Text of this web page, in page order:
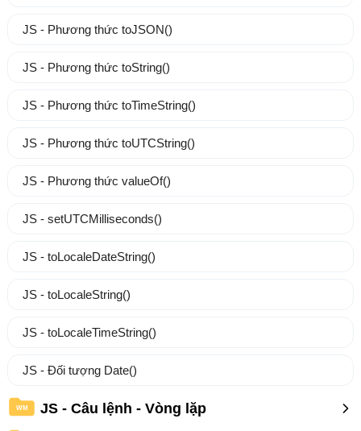
JS - Phương thức toJSON()
JS - Phương thức toString()
JS - Phương thức toTimeString()
JS - Phương thức toUTCString()
JS - Phương thức valueOf()
JS - setUTCMilliseconds()
JS - toLocaleDateString()
JS - toLocaleString()
JS - toLocaleTimeString()
JS - Đối tượng Date()
WM JS - Câu lệnh - Vòng lặp